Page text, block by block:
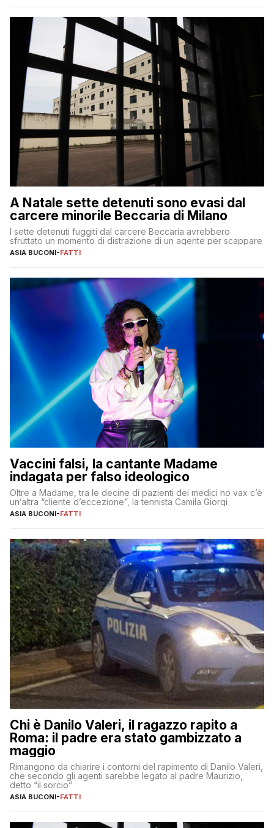
A Natale sette detenuti sono evasi dal
carcere minorile Beccaria di Milano
I sette detenuti fuggiti dal carcere Beccaria avrebbero
sfruttato un momento di distrazione di un agente per scappare
ASIA BUCONI-FATTI
Vaccini falsi, la cantante Madame
indagata per falso ideologico
Oltre a Madame, tra le decine di pazienti dei medici no vax c’è
un’altra “cliente d’eccezione”, la tennista Camila Giorgi
ASIA BUCONI-FATTI
Chi è Danilo Valeri, il ragazzo rapito a
Roma: il padre era stato gambizzato a
maggio
Rimangono da chiarire i contorni del rapimento di Danilo Valeri,
che secondo gli agenti sarebbe legato al padre Maurizio,
detto “il sorcio”
ASIA BUCONI-FATTI